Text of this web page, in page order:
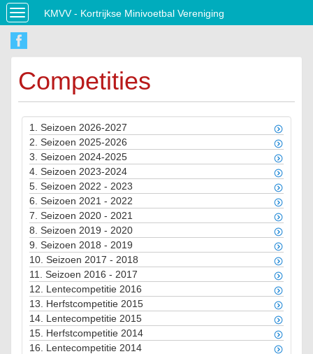
Toggle
navigation
KMVV - Kortrijkse Minivoetbal Vereniging
Competities
1. Seizoen 2026-2027
2. Seizoen 2025-2026
3. Seizoen 2024-2025
4. Seizoen 2023-2024
5. Seizoen 2022 - 2023
6. Seizoen 2021 - 2022
7. Seizoen 2020 - 2021
8. Seizoen 2019 - 2020
9. Seizoen 2018 - 2019
10. Seizoen 2017 - 2018
11. Seizoen 2016 - 2017
12. Lentecompetitie 2016
13. Herfstcompetitie 2015
14. Lentecompetitie 2015
15. Herfstcompetitie 2014
16. Lentecompetitie 2014